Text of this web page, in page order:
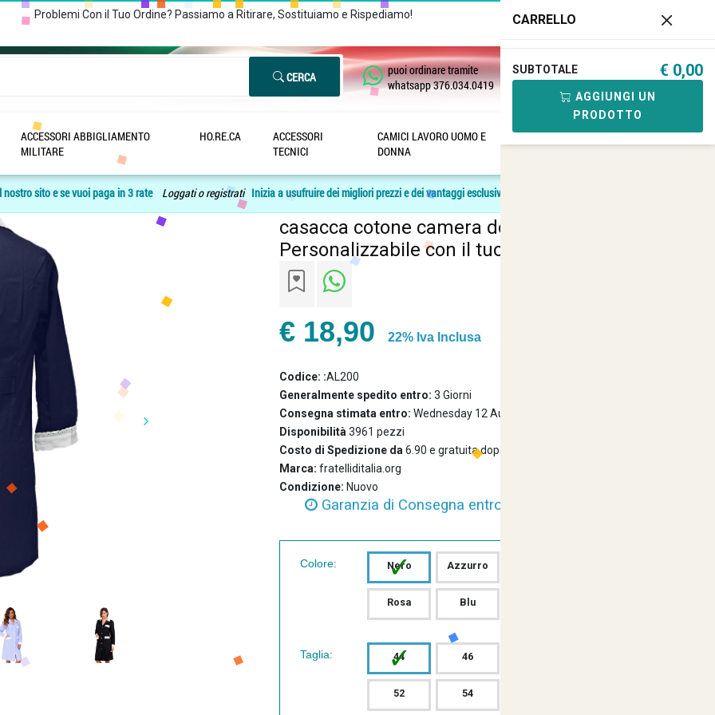
Problemi Con il Tuo Ordine? Passiamo a Ritirare, Sostituiamo e Rispediamo! Chiamaci
CERCA
puoi ordinare tramite
whatsapp 376.034.0419
0
ACCESSORI ABBIGLIAMENTO
MILITARE
HO.RE.CA
ACCESSORI
TECNICI
CAMICI LAVORO UOMO E
DONNA
SANITARIA
ANFIBI E
sito e se vuoi paga in 3 rate Loggati o registrati Inizia a usufruire dei migliori prezzi e dei vantaggi esclusivi.
Camice donna cameriera lavoro pulizie casacca cotone camera domestica casa
Recensisci questo articolo
Camice donna cameriera lavoro pulizie
casacca cotone camera domestica casa -
Personalizzabile con il tuo logo
€ 18,90 22% Iva Inclusa
Codice: :AL200
Generalmente spedito entro: 3 Giorni
Consegna stimata entro: Wednesday 12 August 2026
Disponibilità 3961 pezzi
Costo di Spedizione da 6.90 e gratuita dopo i 99 euro
Marca: fratelliditalia.org
Condizione: Nuovo
Garanzia di Consegna entro 24/48 Ore Lavorative
Assistenza Amichevole e Cortese Sempre a tua
Disposizione
Colore: Nero
✓ Azzurro
Rosa Blu
Taglia: 44
✓ 46
52 54
CARRELLO
SUBTOTALE € 0,00
AGGIUNGI UN
PRODOTTO